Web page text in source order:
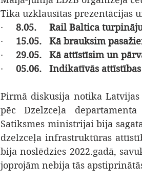
Tika uzklausītas prezentācijas
· 8.05.     Rail Baltica
· 15.05.   Kā brauksim
· 29.05.   Kā attīstīsim un
· 05.06.   Indikatīvās
Pirmā diskusija notika
pēc Dzelzceļa
Satiksmes ministrijai bija
dzelzceļa infrastruktūras
bija noslēdzies 2022.gadā,
joprojām nebija tās